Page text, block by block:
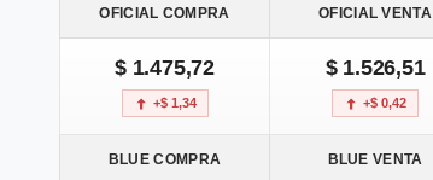
OFICIAL COMPRA OFICIAL VENTA
$ 1.475,72
+$ 1,34
$ 1.526,51
+$ 0,42
BLUE COMPRA BLUE VENTA